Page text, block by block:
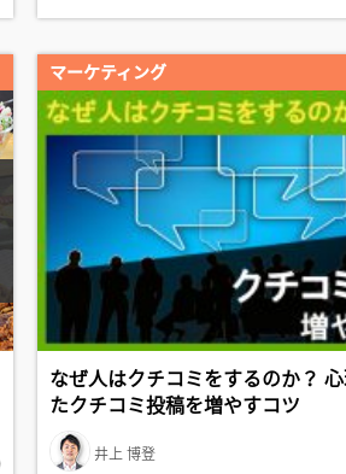
マーケティング
なぜ人はクチコミをするのか？
たクチコミ投稿を増やすコツ
井上 博登